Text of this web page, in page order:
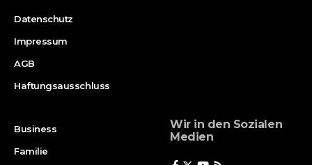
Datenschutz
Impressum
AGB
Haftungsausschluss
Business
Familie
Wir in den Sozialen
Medien